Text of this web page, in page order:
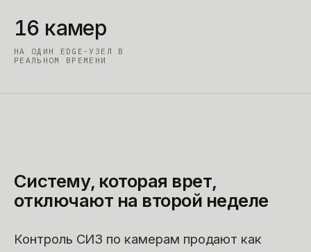
16 камер
НА ОДИН EDGE-УЗЕЛ В
РЕАЛЬНОМ ВРЕМЕНИ
Систему, которая врет,
отключают на второй неделе
Контроль СИЗ по камерам продают как